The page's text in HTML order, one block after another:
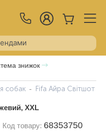
знижок
собак Fifa Айра Світшот
ХХL
Код товару: 68353750